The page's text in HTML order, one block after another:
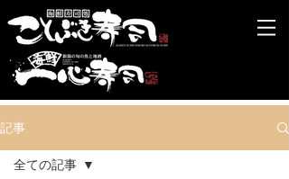
記事
全ての記事